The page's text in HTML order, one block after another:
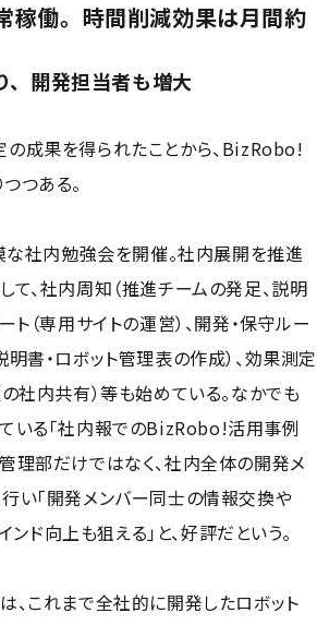
稼働。時間削減効果は月間約
、開発担当者も増大
成果を得られたことから、BizRobo!
つある。
社内勉強会を開催。社内展開を推進
て、社内周知（推進チームの発足、説明
ト（専用サイトの運営）、開発・保守ルー
書・ロボット管理表の作成）、効果測定
の社内共有）等も始めている。なかでも
いる「社内報でのBizRobo!活用事例
理部だけではなく、社内全体の開発メ
い「開発メンバー同士の情報交換や
ド向上も狙える」と、好評だという。
、これまで全社的に開発したロボット